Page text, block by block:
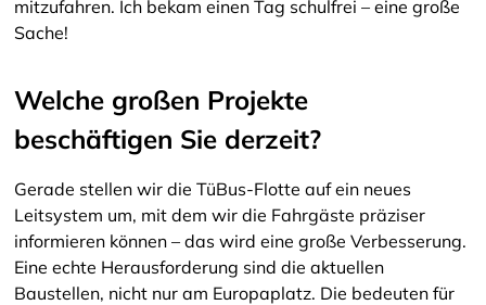
mitzufahren. Ich bekam einen Tag schulfrei – eine große
Sache!
Welche großen Projekte
beschäftigen Sie derzeit?
Gerade stellen wir die TüBus-Flotte auf ein neues
Leitsystem um, mit dem wir die Fahrgäste präziser
informieren können – das wird eine große Verbesserung.
Eine echte Herausforderung sind die aktuellen
Baustellen, nicht nur am Europaplatz. Die bedeuten für